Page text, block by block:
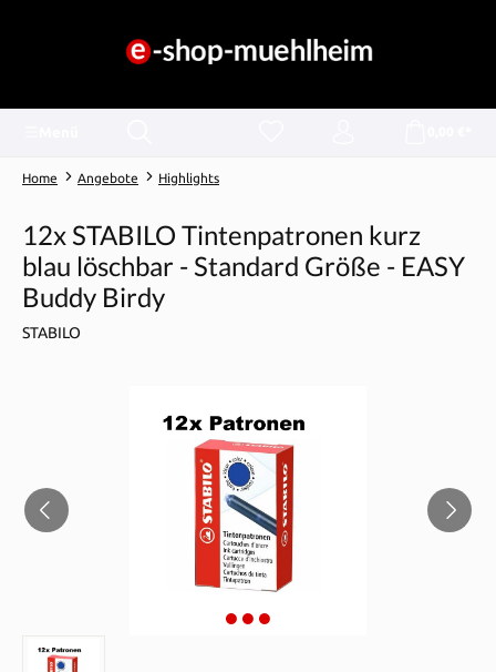
Home Angebote Highlights
12x STABILO Tintenpatronen kurz
blau löschbar - Standard Größe - EASY
Buddy Birdy
STABILO